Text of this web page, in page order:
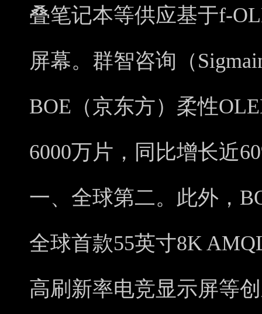
叠笔记本等供应基于f-
屏幕。群智咨询（
BOE（京东方）柔性
6000万片，同比增长近
一、全球第二。此外，
全球首款55英寸8K
高刷新率电竞显示屏等